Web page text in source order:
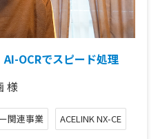
OCRでスピード処理
様
関連事業 ACELINK NX-CE